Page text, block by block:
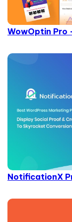
WowOptin Pro
NotificationX